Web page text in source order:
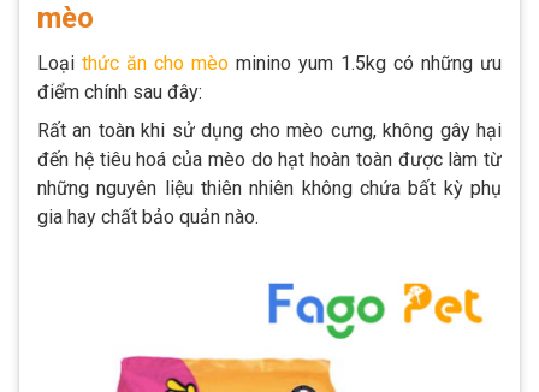
mèo
Loại thức ăn cho mèo minino yum 1.5kg có những ưu
điểm chính sau đây:
Rất an toàn khi sử dụng cho mèo cưng, không gây hại
đến hệ tiêu hoá của mèo do hạt hoàn toàn được làm từ
những nguyên liệu thiên nhiên không chứa bất kỳ phụ
gia hay chất bảo quản nào.